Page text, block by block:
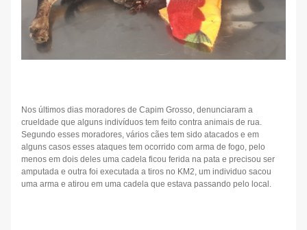
Nos últimos dias moradores de Capim Grosso, denunciaram a
crueldade que alguns indivíduos tem feito contra animais de rua.
Segundo esses moradores, vários cães tem sido atacados e em
alguns casos esses ataques tem ocorrido com arma de fogo, pelo
menos em dois deles uma cadela ficou ferida na pata e precisou ser
amputada e outra foi executada a tiros no KM2, um individuo sacou
uma arma e atirou em uma cadela que estava passando pelo local.